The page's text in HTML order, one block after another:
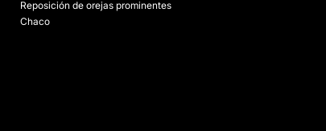
Reposición de orejas prominentes
Chaco